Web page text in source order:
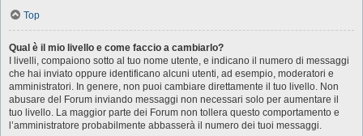
Top
Qual è il mio livello e come faccio a cambiarlo?
I livelli, compaiono sotto al tuo nome utente, e indicano il numero di messaggi
che hai inviato oppure identificano alcuni utenti, ad esempio, moderatori e
amministratori. In genere, non puoi cambiare direttamente il tuo livello. Non
abusare del Forum inviando messaggi non necessari solo per aumentare il
tuo livello. La maggior parte dei Forum non tollera questo comportamento e
l’amministratore probabilmente abbasserà il numero dei tuoi messaggi.